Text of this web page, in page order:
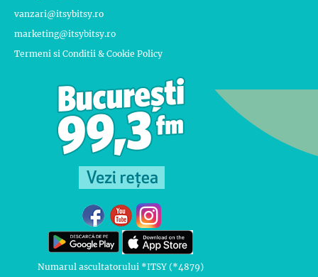
vanzari@itsybitsy.ro
marketing@itsybitsy.ro
Termeni si Conditii & Cookie Policy
Numarul ascultatorului *ITSY (*4879)